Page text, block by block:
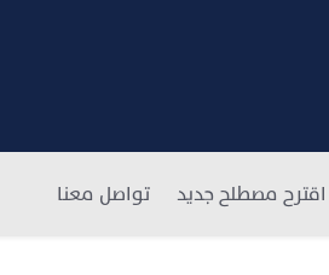
اقترح مصطلح جديد تواصل معنا